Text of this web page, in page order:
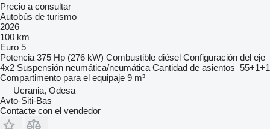
Precio a consultar
Autobús de turismo
2026
100 km
Euro 5
Potencia 375 Hp (276 kW) Combustible diésel Configuración del eje
4x2 Suspensión neumática/neumática Cantidad de asientos 55+1+1
Compartimento para el equipaje 9 m³
Ucrania, Odesa
Avto-Siti-Bas
Contacte con el vendedor